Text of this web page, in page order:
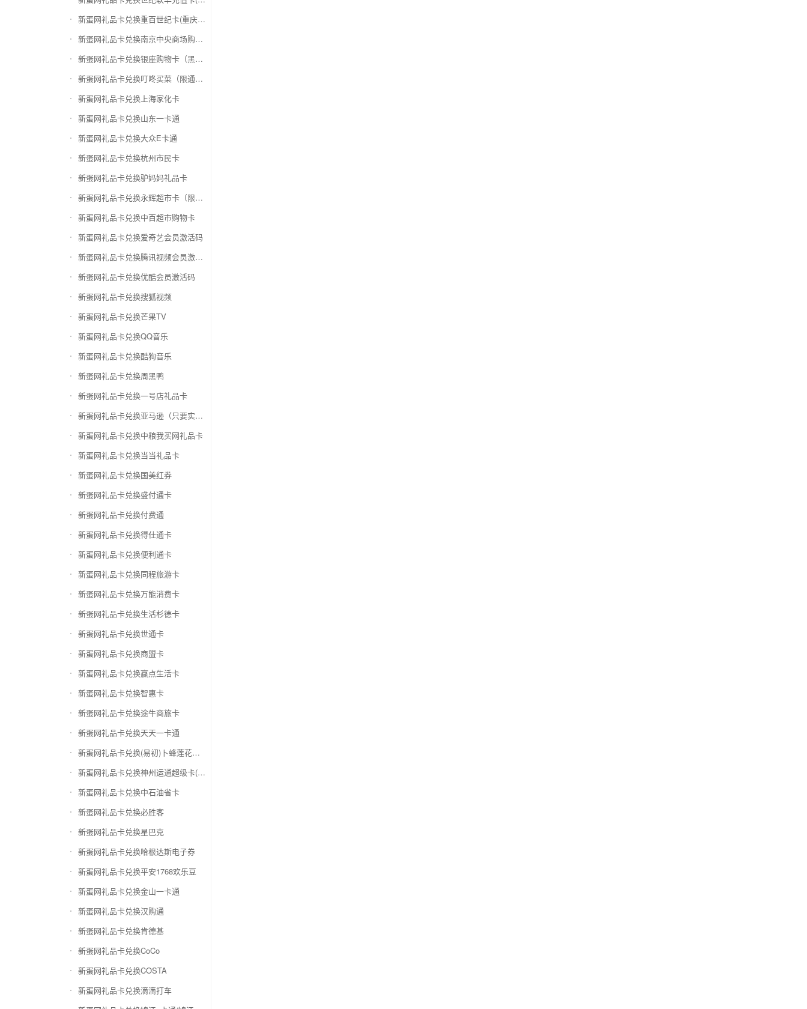
新蛋网礼品卡兑换重百世纪卡(重庆百货)
新蛋网礼品卡兑换南京中央商场购物卡
新蛋网礼品卡兑换银座购物卡（黑卡）
新蛋网礼品卡兑换叮咚买菜（限通用礼品卡）
新蛋网礼品卡兑换上海家化卡
新蛋网礼品卡兑换山东一卡通
新蛋网礼品卡兑换大众E卡通
新蛋网礼品卡兑换杭州市民卡
新蛋网礼品卡兑换驴妈妈礼品卡
新蛋网礼品卡兑换永辉超市卡（限实体卡）
新蛋网礼品卡兑换中百超市购物卡
新蛋网礼品卡兑换爱奇艺会员激活码
新蛋网礼品卡兑换腾讯视频会员激活码
新蛋网礼品卡兑换优酷会员激活码
新蛋网礼品卡兑换搜狐视频
新蛋网礼品卡兑换芒果TV
新蛋网礼品卡兑换QQ音乐
新蛋网礼品卡兑换酷狗音乐
新蛋网礼品卡兑换周黑鸭
新蛋网礼品卡兑换一号店礼品卡
新蛋网礼品卡兑换亚马逊（只要实体卡）
新蛋网礼品卡兑换中粮我买网礼品卡
新蛋网礼品卡兑换当当礼品卡
新蛋网礼品卡兑换国美红券
新蛋网礼品卡兑换盛付通卡
新蛋网礼品卡兑换付费通
新蛋网礼品卡兑换得仕通卡
新蛋网礼品卡兑换便利通卡
新蛋网礼品卡兑换同程旅游卡
新蛋网礼品卡兑换万能消费卡
新蛋网礼品卡兑换生活杉德卡
新蛋网礼品卡兑换世通卡
新蛋网礼品卡兑换商盟卡
新蛋网礼品卡兑换赢点生活卡
新蛋网礼品卡兑换智惠卡
新蛋网礼品卡兑换途牛商旅卡
新蛋网礼品卡兑换天天一卡通
新蛋网礼品卡兑换(易初)卜蜂莲花礼品卡
新蛋网礼品卡兑换神州运通超级卡(运通网购卡)
新蛋网礼品卡兑换中石油省卡
新蛋网礼品卡兑换必胜客
新蛋网礼品卡兑换星巴克
新蛋网礼品卡兑换哈根达斯电子券
新蛋网礼品卡兑换平安1768欢乐豆
新蛋网礼品卡兑换金山一卡通
新蛋网礼品卡兑换汉购通
新蛋网礼品卡兑换肯德基
新蛋网礼品卡兑换CoCo
新蛋网礼品卡兑换COSTA
新蛋网礼品卡兑换滴滴打车